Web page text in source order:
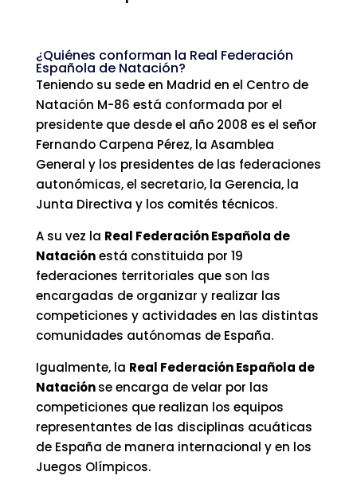
¿Quiénes conforman la Real Federación
Española de Natación?
Teniendo su sede en Madrid en el Centro de
Natación M-86 está conformada por el
presidente que desde el año 2008 es el señor
Fernando Carpena Pérez, la Asamblea
General y los presidentes de las federaciones
autonómicas, el secretario, la Gerencia, la
Junta Directiva y los comités técnicos.
A su vez la Real Federación Española de
Nataciónestá constituida por 19
federaciones territoriales que son las
encargadas de organizar y realizar las
competiciones y actividades en las distintas
comunidades autónomas de España.
Igualmente, la Real Federación Española de
Nataciónse encarga de velar por las
competiciones que realizan los equipos
representantes de las disciplinas acuáticas
de España de manera internacional y en los
Juegos Olímpicos.